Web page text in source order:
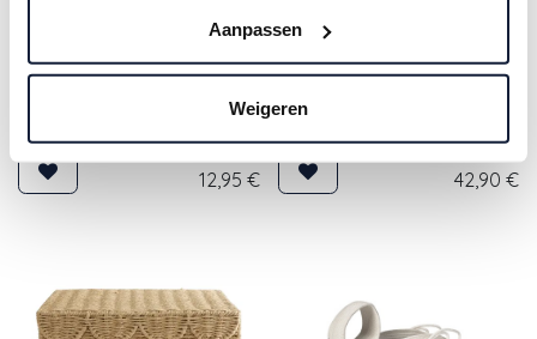
Aanpassen
Weigeren
Little Dutch | Kofferset
12,95 €
BB&Co | Mand Enchanted
42,90 €